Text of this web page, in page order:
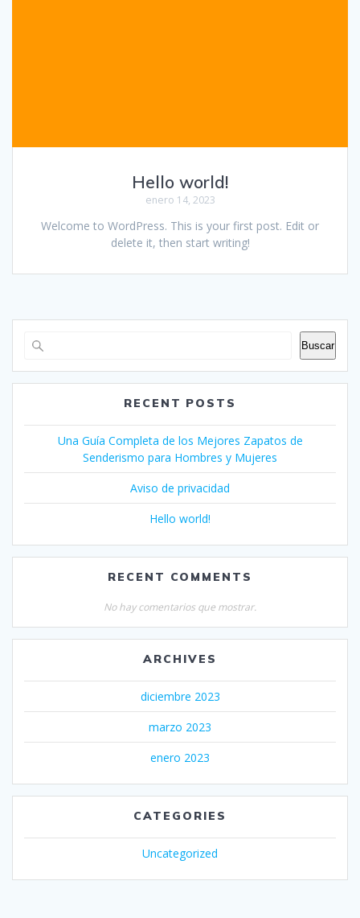
Hello world!
enero 14, 2023
Welcome to WordPress. This is your first post. Edit or
delete it, then start writing!
Buscar
RECENT POSTS
Una Guía Completa de los Mejores Zapatos de
Senderismo para Hombres y Mujeres
Aviso de privacidad
Hello world!
RECENT COMMENTS
No hay comentarios que mostrar.
ARCHIVES
diciembre 2023
marzo 2023
enero 2023
CATEGORIES
Uncategorized